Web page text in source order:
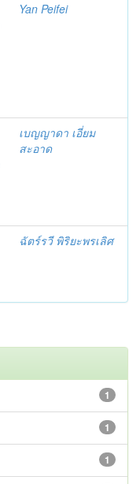
Yan Peifei
เบญญาดา เอี่ยม
สะอาด
ฉัตร์รวี พิริยะพรเลิศ
1
1
1